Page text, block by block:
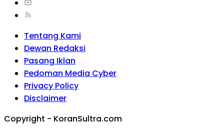
Tentang Kami
Dewan Redaksi
Pasang Iklan
Pedoman Media Cyber
Privacy Policy
Disclaimer
Copyright - KoranSultra.com